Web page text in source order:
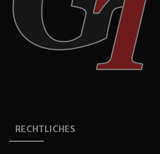
RECHTLICHES